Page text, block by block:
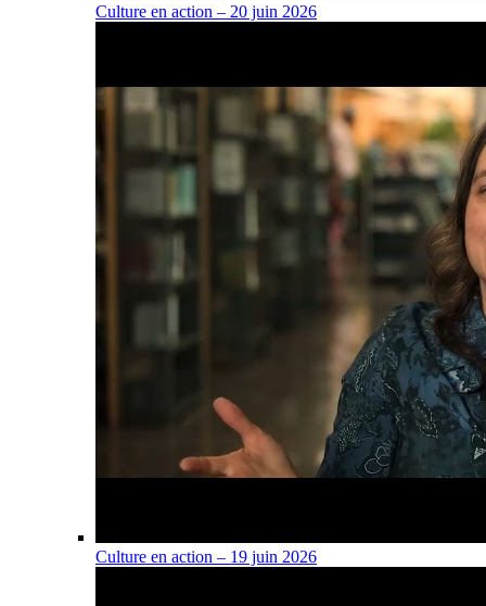
Culture en action – 20 juin 2026
Culture en action – 19 juin 2026